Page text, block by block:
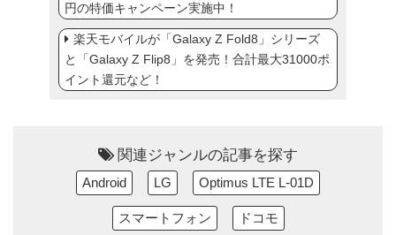
円の特価キャンペーン実施中！
楽天モバイルが「Galaxy Z Fold8」シリーズ
と「Galaxy Z Flip8」を発売！合計最大31000ポ
イント還元など！
関連ジャンルの記事を探す
Android LG Optimus LTE L-01D
スマートフォン ドコモ